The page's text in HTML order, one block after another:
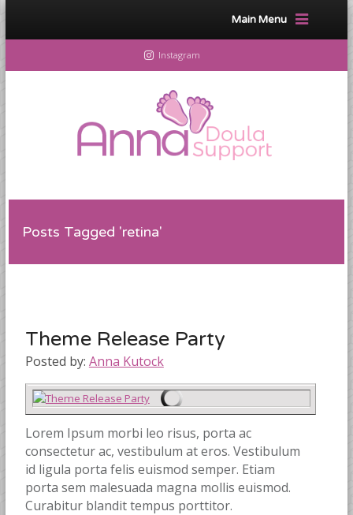
Main Menu
Instagram
Posts Tagged 'retina'
Theme Release Party
Posted by: Anna Kutock
Lorem Ipsum morbi leo risus, porta ac
consectetur ac, vestibulum at eros. Vestibulum
id ligula porta felis euismod semper. Etiam
porta sem malesuada magna mollis euismod.
Curabitur blandit tempus porttitor.